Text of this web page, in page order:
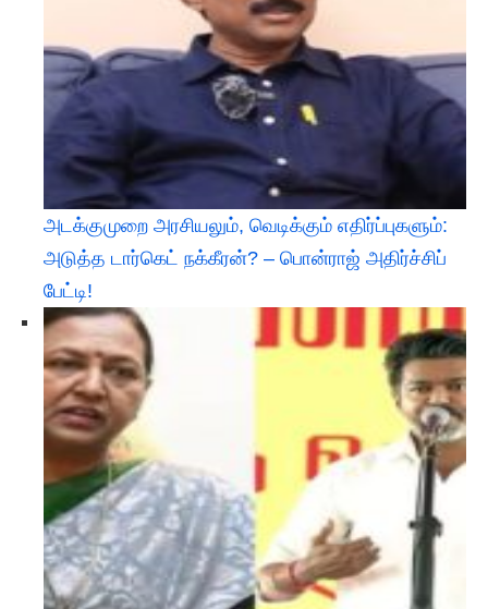
அடக்குமுறை அரசியலும், வெடிக்கும் எதிர்ப்புகளும்:
அடுத்த டார்கெட் நக்கீரன்? – பொன்ராஜ் அதிர்ச்சிப்
பேட்டி! ​